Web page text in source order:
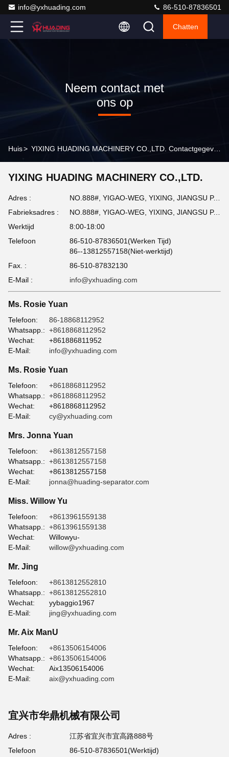
info@yxhuading.com 86-510-87836501
Chatten
Neem contact met
ons op
Huis>
YIXING HUADING MACHINERY CO.,LTD.
Adres :
NO.888#, YIGAO-WEG, YIXING, JIANGSU P.R.CHINA
Fabrieksadres :
NO.888#, YIGAO-WEG, YIXING, JIANGSU P.R.CHINA
Werktijd
8:00-18:00
Telefoon
86-510-87836501(Werken Tijd)
86--13812557158(Niet-werktijd)
Fax. :
86-510-87832130
E-Mail :
info@yxhuading.com
Ms. Rosie Yuan
Telefoon:
86-18868112952
Whatsapp.: +8618868112952
Wechat:
+861886811952
E-Mail:
info@yxhuading.com
Ms. Rosie Yuan
Telefoon:
+8618868112952
Whatsapp.: +8618868112952
Wechat:
+8618868112952
E-Mail:
cy@yxhuading.com
Mrs. Jonna Yuan
Telefoon:
+8613812557158
Whatsapp.: +8613812557158
Wechat:
+8613812557158
E-Mail:
jonna@huading-separator.com
Miss. Willow Yu
Telefoon:
+8613961559138
Whatsapp.: +8613961559138
Wechat:
Willowyu-
E-Mail:
willow@yxhuading.com
Mr. Jing
Telefoon:
+8613812552810
Whatsapp.: +8613812552810
Wechat:
yybaggio1967
E-Mail:
jing@yxhuading.com
Mr. Aix ManU
Telefoon:
+8613506154006
Whatsapp.: +8613506154006
Wechat:
Aix13506154006
E-Mail:
aix@yxhuading.com
宜兴市华鼎机械有限公司
Adres :
江苏省宜兴市宜高路888号
Telefoon
86-510-87836501(Werktijd)